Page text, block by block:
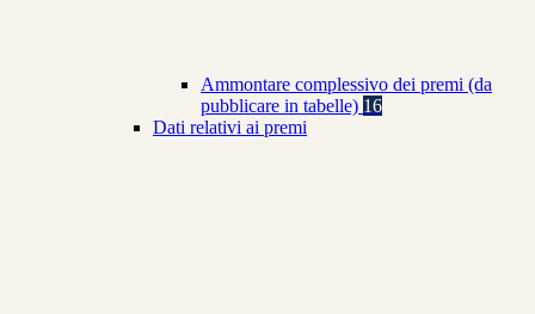
Ammontare complessivo dei premi (da
pubblicare in tabelle) 16
Dati relativi ai premi